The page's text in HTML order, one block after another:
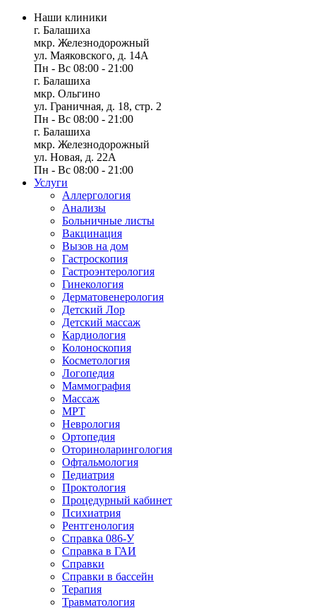
Наши клиники
г. Балашиха
мкр. Железнодорожный
ул. Маяковского, д. 14А
Пн - Вс 08:00 - 21:00
г. Балашиха
мкр. Ольгино
ул. Граничная, д. 18, стр. 2
Пн - Вс 08:00 - 21:00
г. Балашиха
мкр. Железнодорожный
ул. Новая, д. 22А
Пн - Вс 08:00 - 21:00
Услуги
Аллергология
Анализы
Больничные листы
Вакцинация
Вызов на дом
Гастроскопия
Гастроэнтерология
Гинекология
Дерматовенерология
Детский Лор
Детский массаж
Кардиология
Колоноскопия
Косметология
Логопедия
Маммография
Массаж
МРТ
Неврология
Ортопедия
Оториноларингология
Офтальмология
Педиатрия
Проктология
Процедурный кабинет
Психиатрия
Рентгенология
Справка 086-У
Справка в ГАИ
Справки
Справки в бассейн
Терапия
Травматология